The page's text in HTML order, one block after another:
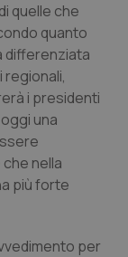
quelle che
quanto
differenziata
regionali,
i presidenti
una
nella
più forte
per